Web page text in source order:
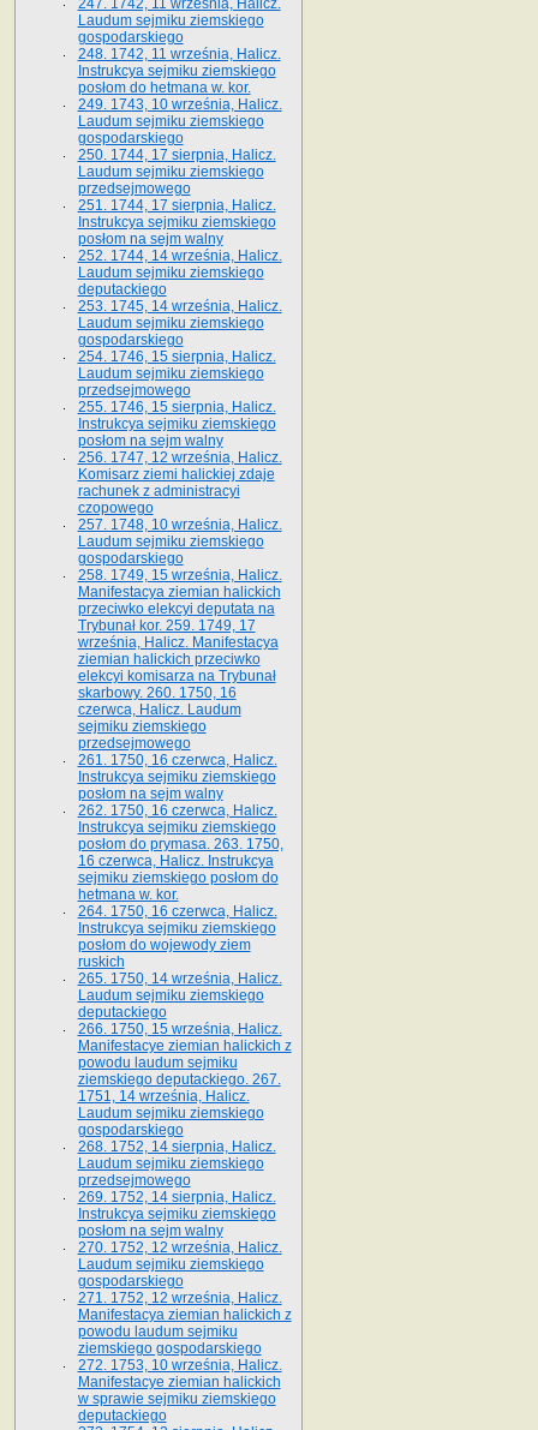
247. 1742, 11 września, Halicz.
Laudum sejmiku ziemskiego
gospodarskiego
248. 1742, 11 września, Halicz.
Instrukcya sejmiku ziemskiego
posłom do hetmana w. kor.
249. 1743, 10 września, Halicz.
Laudum sejmiku ziemskiego
gospodarskiego
250. 1744, 17 sierpnia, Halicz.
Laudum sejmiku ziemskiego
przedsejmowego
251. 1744, 17 sierpnia, Halicz.
Instrukcya sejmiku ziemskiego
posłom na sejm walny
252. 1744, 14 września, Halicz.
Laudum sejmiku ziemskiego
deputackiego
253. 1745, 14 września, Halicz.
Laudum sejmiku ziemskiego
gospodarskiego
254. 1746, 15 sierpnia, Halicz.
Laudum sejmiku ziemskiego
przedsejmowego
255. 1746, 15 sierpnia, Halicz.
Instrukcya sejmiku ziemskiego
posłom na sejm walny
256. 1747, 12 września, Halicz.
Komisarz ziemi halickiej zdaje
rachunek z administracyi
czopowego
257. 1748, 10 września, Halicz.
Laudum sejmiku ziemskiego
gospodarskiego
258. 1749, 15 września, Halicz.
Manifestacya ziemian halickich
przeciwko elekcyi deputata na
Trybunał kor. 259. 1749, 17
września, Halicz. Manifestacya
ziemian halickich przeciwko
elekcyi komisarza na Trybunał
skarbowy. 260. 1750, 16
czerwca, Halicz. Laudum
sejmiku ziemskiego
przedsejmowego
261. 1750, 16 czerwca, Halicz.
Instrukcya sejmiku ziemskiego
posłom na sejm walny
262. 1750, 16 czerwca, Halicz.
Instrukcya sejmiku ziemskiego
posłom do prymasa. 263. 1750,
16 czerwca, Halicz. Instrukcya
sejmiku ziemskiego posłom do
hetmana w. kor.
264. 1750, 16 czerwca, Halicz.
Instrukcya sejmiku ziemskiego
posłom do wojewody ziem
ruskich
265. 1750, 14 września, Halicz.
Laudum sejmiku ziemskiego
deputackiego
266. 1750, 15 września, Halicz.
Manifestacye ziemian halickich z
powodu laudum sejmiku
ziemskiego deputackiego. 267.
1751, 14 września, Halicz.
Laudum sejmiku ziemskiego
gospodarskiego
268. 1752, 14 sierpnia, Halicz.
Laudum sejmiku ziemskiego
przedsejmowego
269. 1752, 14 sierpnia, Halicz.
Instrukcya sejmiku ziemskiego
posłom na sejm walny
270. 1752, 12 września, Halicz.
Laudum sejmiku ziemskiego
gospodarskiego
271. 1752, 12 września, Halicz.
Manifestacya ziemian halickich z
powodu laudum sejmiku
ziemskiego gospodarskiego
272. 1753, 10 września, Halicz.
Manifestacye ziemian halickich
w sprawie sejmiku ziemskiego
deputackiego